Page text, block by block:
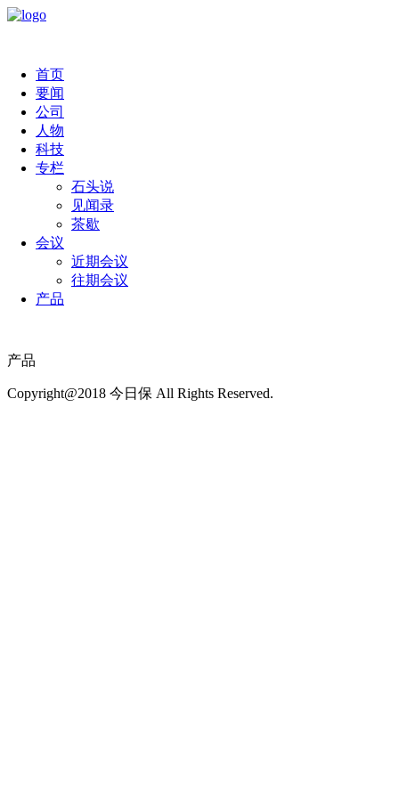
首页
要闻
公司
人物
科技
专栏
石头说
见闻录
茶歇
会议
近期会议
往期会议
产品
产品
Copyright@2018 今日保 All Rights Reserved.